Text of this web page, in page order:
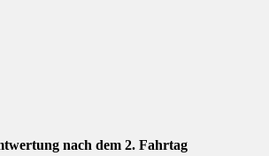
nach dem 2. Fahrtag